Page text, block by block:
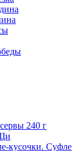
240 г
кусочки. Суфле